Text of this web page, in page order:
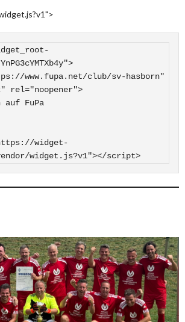
rel="noopener">
widget-
widget.js?v1"></script>